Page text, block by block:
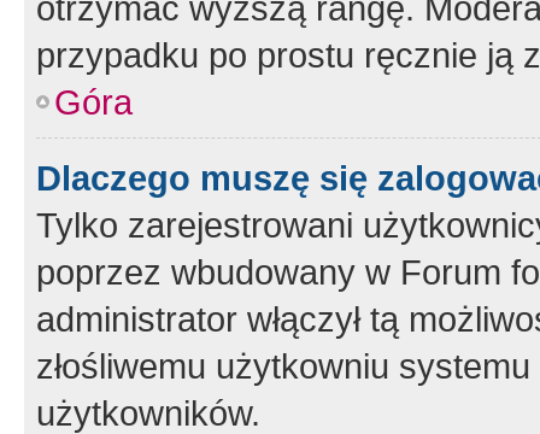
przypadku po prostu ręcznie ją
Góra
Dlaczego muszę się
Tylko zarejestrowani
poprzez wbudowany w Forum
administrator włączył tą
złośliwemu użytkowniu
użytkowników.